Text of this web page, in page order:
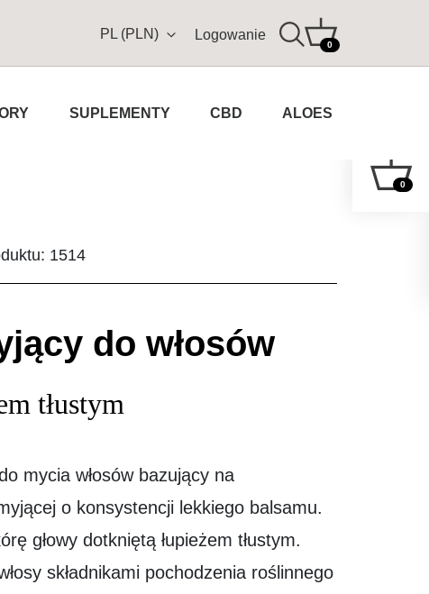
PL (PLN) Logowanie
0
SUPLEMENTY CBD ALOES
0
1514
do włosów
tłustym
mycia włosów bazujący na
o konsystencji lekkiego balsamu.
głowy dotkniętą łupieżem tłustym.
składnikami pochodzenia roślinnego